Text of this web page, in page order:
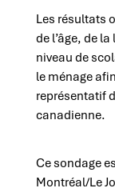
Les résultats
de l’âge, de
niveau de
le ménage
représentatif
canadienne.
Ce sondage
Montréal/Le